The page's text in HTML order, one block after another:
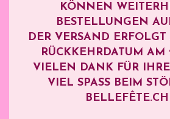
KÖNNEN
BESTELLUNGEN
DER VERSAND
RÜCKKEHRDATUM AM
VIELEN DANK FÜR
VIEL SPASS BEIM
ELLEFÊTE.CH !